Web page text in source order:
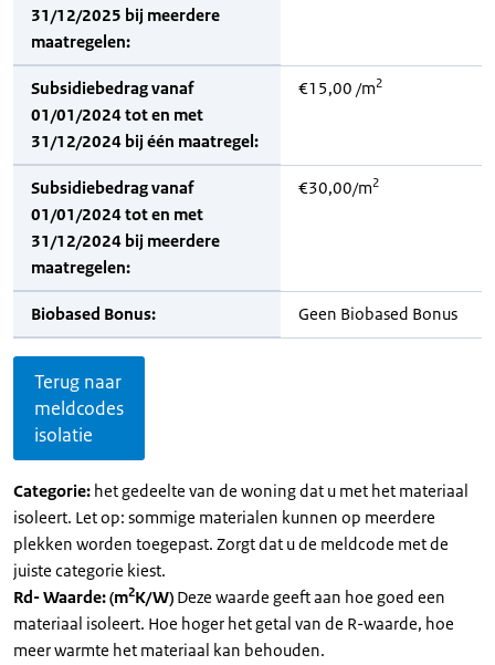
31/12/2025 bij meerdere
maatregelen:
Subsidiebedrag vanaf
01/01/2024 tot en met
31/12/2024 bij één maatregel:
€15,00 /m2
Subsidiebedrag vanaf
01/01/2024 tot en met
31/12/2024 bij meerdere
maatregelen:
€30,00/m2
Biobased Bonus: Geen Biobased Bonus
Terug naar
meldcodes
isolatie
Categorie: het gedeelte van de woning dat u met het materiaal
isoleert. Let op: sommige materialen kunnen op meerdere
plekken worden toegepast. Zorgt dat u de meldcode met de
juiste categorie kiest.
Rd- Waarde: (m2K/W) Deze waarde geeft aan hoe goed een
materiaal isoleert. Hoe hoger het getal van de R-waarde, hoe
meer warmte het materiaal kan behouden.